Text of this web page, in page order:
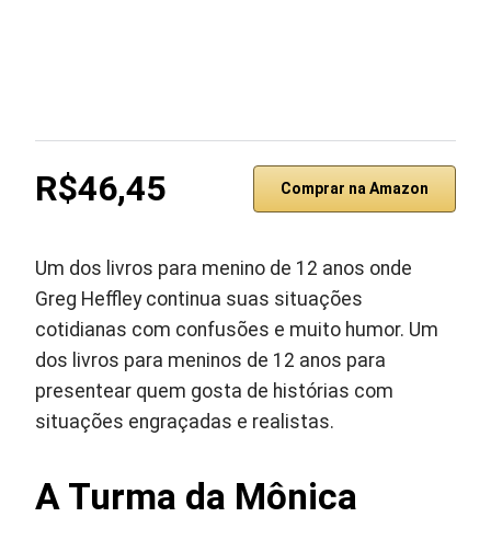
R$46,45 Comprar na Amazon
Um dos livros para menino de 12 anos onde
Greg Heffley continua suas situações
cotidianas com confusões e muito humor. Um
dos livros para meninos de 12 anos para
presentear quem gosta de histórias com
situações engraçadas e realistas.
A Turma da Mônica